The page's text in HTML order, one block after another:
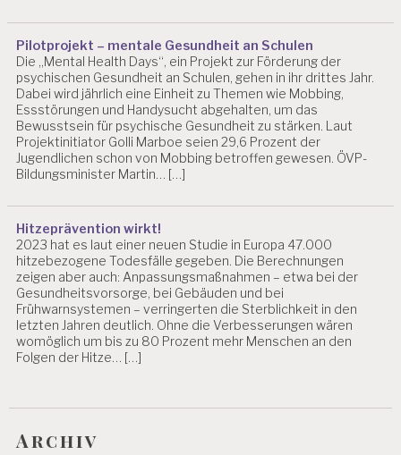
Pilotprojekt – mentale Gesundheit an Schulen
Die „Mental Health Days“, ein Projekt zur Förderung der
psychischen Gesundheit an Schulen, gehen in ihr drittes Jahr.
Dabei wird jährlich eine Einheit zu Themen wie Mobbing,
Essstörungen und Handysucht abgehalten, um das
Bewusstsein für psychische Gesundheit zu stärken. Laut
Projektinitiator Golli Marboe seien 29,6 Prozent der
Jugendlichen schon von Mobbing betroffen gewesen. ÖVP-
Bildungsminister Martin… […]
Hitzeprävention wirkt!
2023 hat es laut einer neuen Studie in Europa 47.000
hitzebezogene Todesfälle gegeben. Die Berechnungen
zeigen aber auch: Anpassungsmaßnahmen – etwa bei der
Gesundheitsvorsorge, bei Gebäuden und bei
Frühwarnsystemen – verringerten die Sterblichkeit in den
letzten Jahren deutlich. Ohne die Verbesserungen wären
womöglich um bis zu 80 Prozent mehr Menschen an den
Folgen der Hitze… […]
Archiv